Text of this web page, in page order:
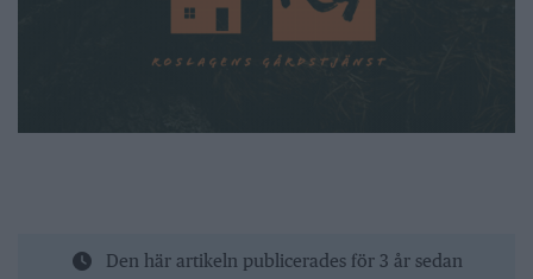
Den här artikeln publicerades för 3 år sedan